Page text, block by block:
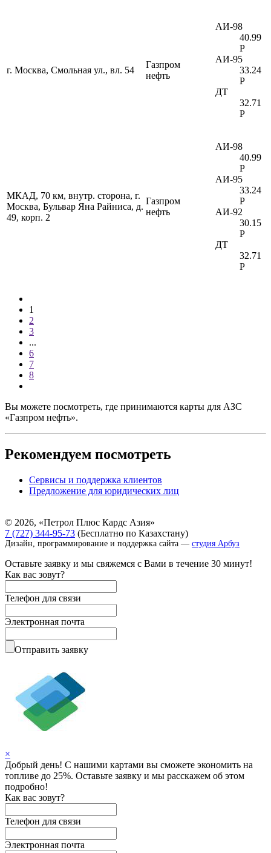
г. Москва, Смольная ул., вл. 54
Газпром
нефть
АИ-98
40.99
Р
АИ-95
33.24
Р
ДТ
32.71
Р
МКАД, 70 км, внутр. сторона, г.
Москва, Бульвар Яна Райниса, д.
49, корп. 2
Газпром
нефть
АИ-98
40.99
Р
АИ-95
33.24
Р
АИ-92
30.15
Р
ДТ
32.71
Р
1
2
3
...
6
7
8
Вы можете посмотреть, где принимаются карты для АЗС
«Газпром нефть».
Рекомендуем посмотреть
Сервисы и поддержка клиентов
Предложение для юридических лиц
© 2026, «Петрол Плюс Кардс Азия»
7 (727) 344-95-73 (Бесплатно по Казахстану)
Дизайн, программирование и поддержка сайта — студия Арбуз
Оставьте заявку и мы свяжемся с Вами в течение 30 минут!
Как вас зовут?
Телефон для связи
Электронная почта
Отправить заявку
×
Добрый день! С нашими картами вы сможете экономить на
топливе до 25%. Оставьте заявку и мы расскажем об этом
подробно!
Как вас зовут?
Телефон для связи
Электронная почта